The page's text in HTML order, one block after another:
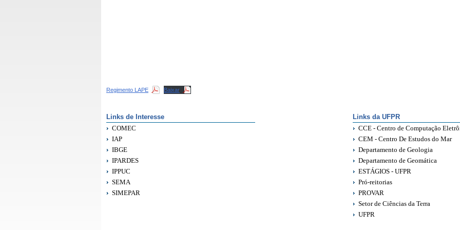
Regimento LAPE Baixar
Links de Interesse
COMEC
IAP
IBGE
IPARDES
IPPUC
SEMA
SIMEPAR
Links da UFPR
CCE - Centro de Computação
CEM - Centro De Estudos do Mar
Departamento de Geologia
Departamento de Geomática
ESTÁGIOS - UFPR
Pró-reitorias
PROVAR
Setor de Ciências da Terra
UFPR